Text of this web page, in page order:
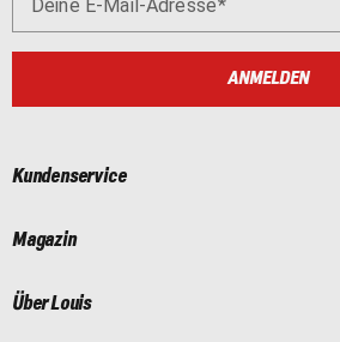
Deine E-Mail-Adresse
ANMELDEN
Kundenservice
Magazin
Über Louis